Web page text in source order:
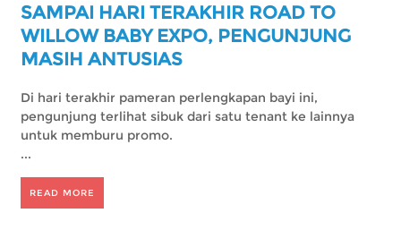
SAMPAI HARI TERAKHIR ROAD TO
WILLOW BABY EXPO, PENGUNJUNG
MASIH ANTUSIAS
Di hari terakhir pameran perlengkapan bayi ini,
pengunjung terlihat sibuk dari satu tenant ke lainnya
untuk memburu promo.
...
READ MORE